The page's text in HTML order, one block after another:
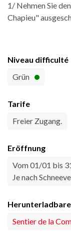
1/ Nehmen Sie
Chapieu"
Niveau difficulté
Grün
Tarife
Freier Zugang.
Eröffnung
Vom 01/01 bis
Je nach
Sentier de la